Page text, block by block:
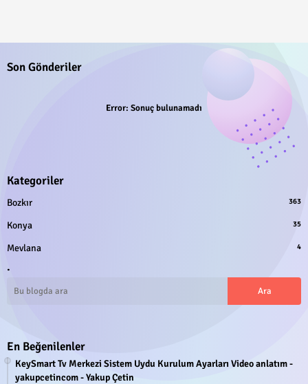
Son Gönderiler
Error: Sonuç bulunamadı
Kategoriler
Bozkır 363
Konya 35
Mevlana 4
.
En Beğenilenler
KeySmart Tv Merkezi Sistem Uydu Kurulum Ayarları Video anlatım -
yakupcetincom - Yakup Çetin